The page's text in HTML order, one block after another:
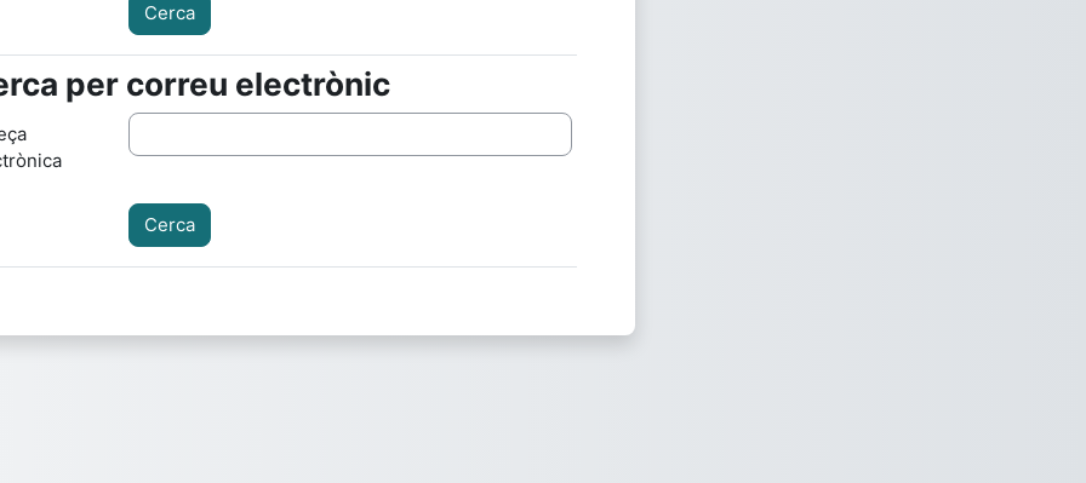
per correu electrònic
per correu electrònic